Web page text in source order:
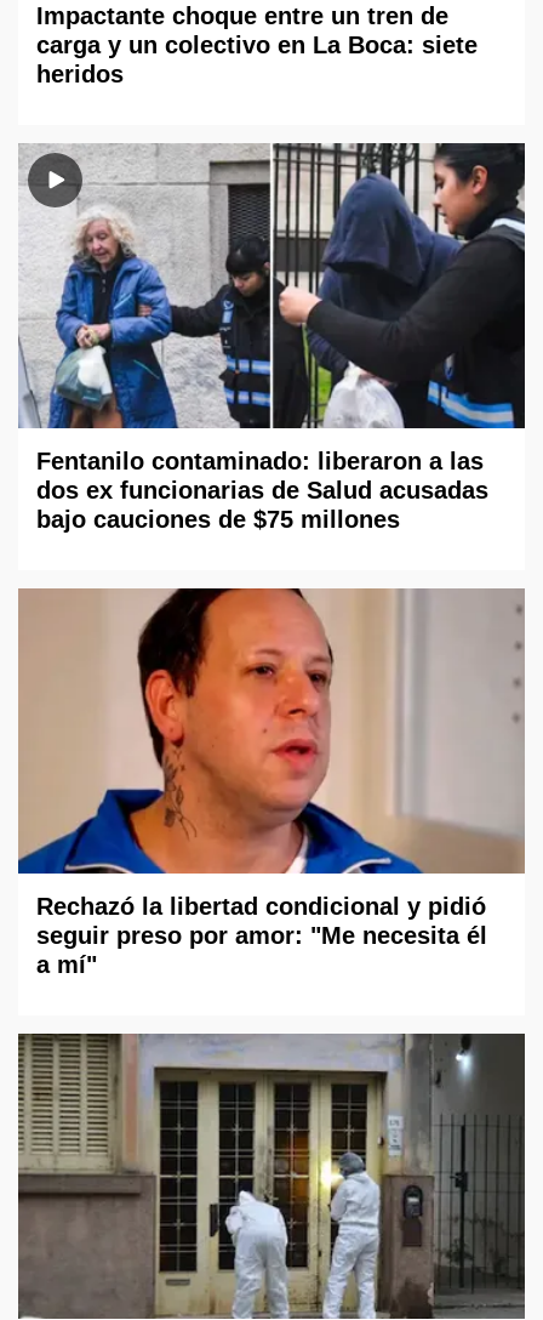
Impactante choque entre un tren de
carga y un colectivo en La Boca: siete
heridos
Fentanilo contaminado: liberaron a las
dos ex funcionarias de Salud acusadas
bajo cauciones de $75 millones
Rechazó la libertad condicional y pidió
seguir preso por amor: "Me necesita él
a mí"